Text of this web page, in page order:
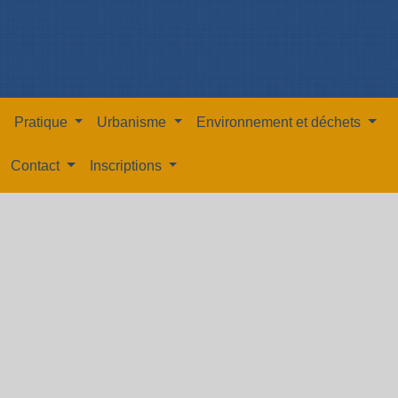
Pratique Urbanisme Environnement et déchets
Contact Inscriptions